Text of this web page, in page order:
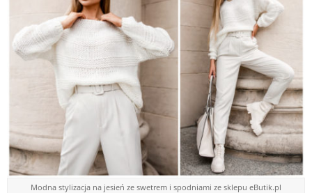
Modna stylizacja na jesień ze swetrem i spodniami ze sklepu eButik.pl